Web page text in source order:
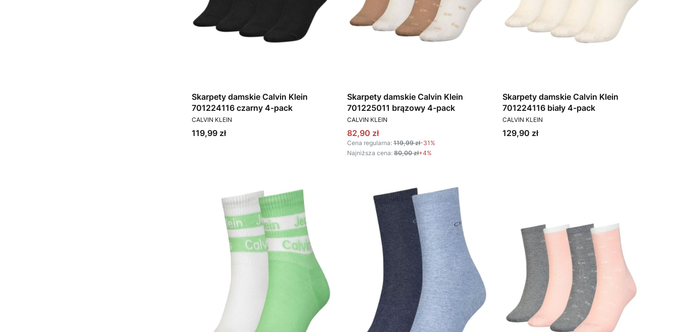
Skarpety damskie Calvin Klein
701224116 czarny 4-pack
PRODUCENT
CALVIN KLEIN
Cena
119,99 zł
Skarpety damskie Calvin Klein
701225011 brązowy 4-pack
PRODUCENT
CALVIN KLEIN
Cena promocyjna
82,90 zł
Cena regularna: 119,99 zł-31%
Najniższa cena: 80,00 zł+4%
Skarpety damskie Calvin Klein
701224116 biały 4-pack
PRODUCENT
CALVIN KLEIN
Cena
129,90 zł